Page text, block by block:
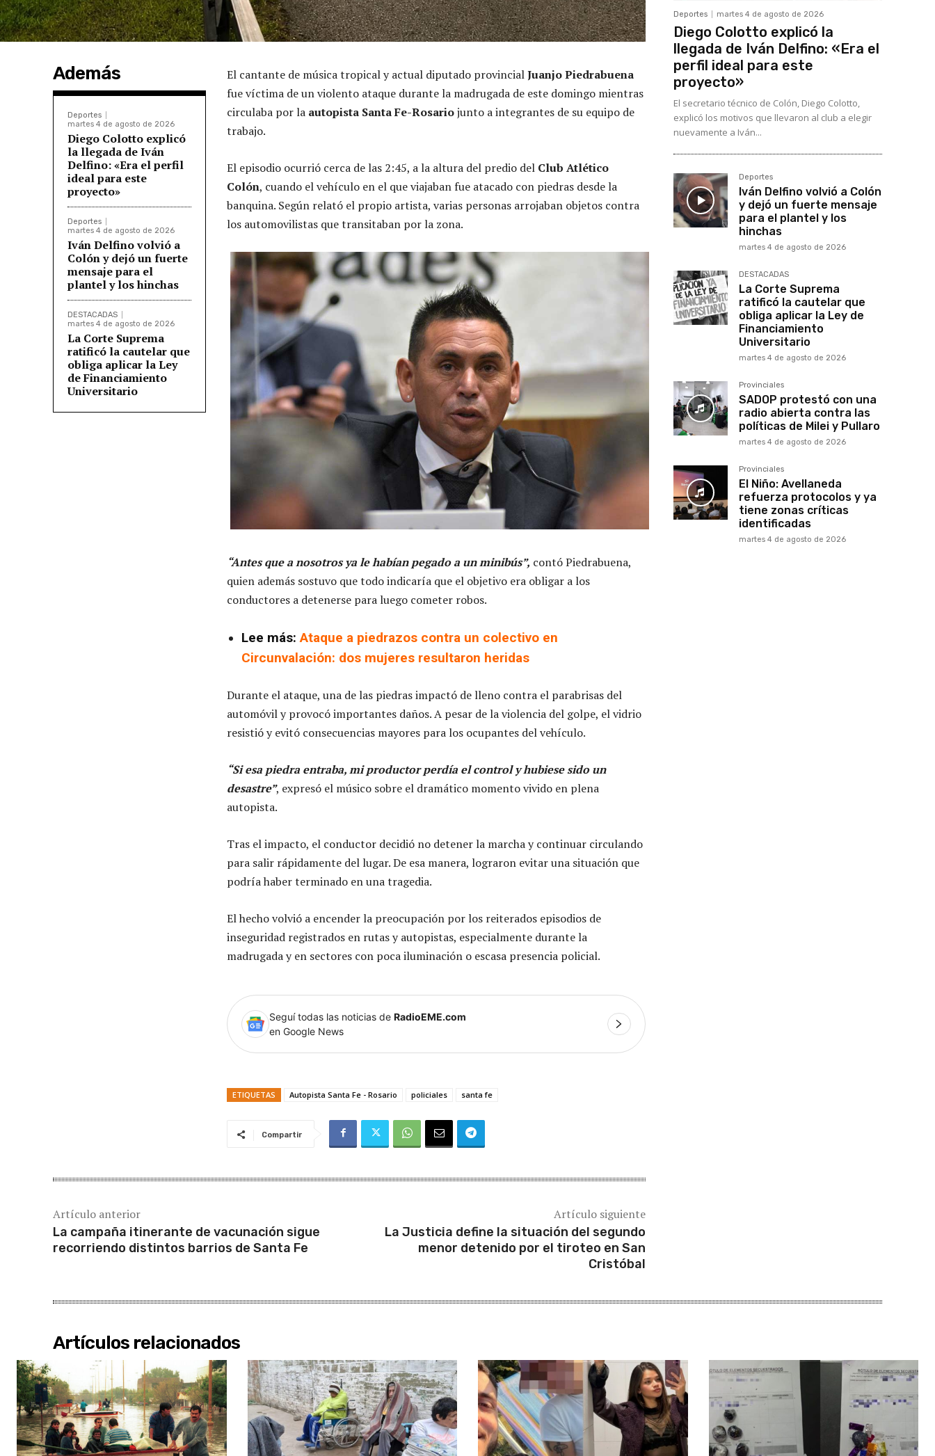
Además
Deportes
martes 4 de agosto de 2026
Diego Colotto explicó
la llegada de Iván
Delfino: «Era el perfil
ideal para este
proyecto»
Deportes
martes 4 de agosto de 2026
Iván Delfino volvió a
Colón y dejó un fuerte
mensaje para el
plantel y los hinchas
DESTACADAS
martes 4 de agosto de 2026
La Corte Suprema
ratificó la cautelar que
obliga aplicar la Ley
de Financiamiento
Universitario
El cantante de música tropical y actual diputado provincialJuanjo Piedrabuena
fue víctima de un violento ataque durante la madrugada de este domingo mientras
circulaba por la autopista Santa Fe-Rosariojunto a integrantes de su equipo de
trabajo.
El episodio ocurrió cerca de las 2:45, a la altura del predio del Club Atlético
Colón, cuando el vehículo en el que viajaban fue atacado con piedras desde la
banquina. Según relató el propio artista, varias personas arrojaban objetos contra
los automovilistas que transitaban por la zona.
“Antes que a nosotros ya le habían pegado a un minibús”, contó Piedrabuena,
quien además sostuvo que todo indicaría que el objetivo era obligar a los
conductores a detenerse para luego cometer robos.
Lee más:Ataque a piedrazos contra un colectivo en
Circunvalación: dos mujeres resultaron heridas
Durante el ataque, una de las piedras impactó de lleno contra el parabrisas del
automóvil y provocó importantes daños. A pesar de la violencia del golpe, el vidrio
resistió y evitó consecuencias mayores para los ocupantes del vehículo.
“Si esa piedra entraba, mi productor perdía el control y hubiese sido un
desastre”, expresó el músico sobre el dramático momento vivido en plena
autopista.
Tras el impacto, el conductor decidió no detener la marcha y continuar circulando
para salir rápidamente del lugar. De esa manera, lograron evitar una situación que
podría haber terminado en una tragedia.
El hecho volvió a encender la preocupación por los reiterados episodios de
inseguridad registrados en rutas y autopistas, especialmente durante la
madrugada y en sectores con poca iluminación o escasa presencia policial.
Seguí todas las noticias de RadioEME.com
en Google News
ETIQUETAS Autopista Santa Fe - Rosario policiales santa fe
Compartir
Artículo anterior
La campaña itinerante de vacunación sigue
recorriendo distintos barrios de Santa Fe
Artículo siguiente
La Justicia define la situación del segundo
menor detenido por el tiroteo en San
Cristóbal
Deportes martes 4 de agosto de 2026
Diego Colotto explicó la
llegada de Iván Delfino: «Era el
perfil ideal para este
proyecto»
El secretario técnico de Colón, Diego Colotto,
explicó los motivos que llevaron al club a elegir
nuevamente a Iván...
Deportes
Iván Delfino volvió a Colón
y dejó un fuerte mensaje
para el plantel y los
hinchas
martes 4 de agosto de 2026
DESTACADAS
La Corte Suprema
ratificó la cautelar que
obliga aplicar la Ley de
Financiamiento
Universitario
martes 4 de agosto de 2026
Provinciales
SADOP protestó con una
radio abierta contra las
políticas de Milei y Pullaro
martes 4 de agosto de 2026
Provinciales
El Niño: Avellaneda
refuerza protocolos y ya
tiene zonas críticas
identificadas
martes 4 de agosto de 2026
Artículos relacionados